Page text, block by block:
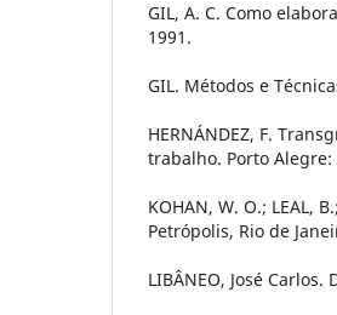
GIL, A. C. Como
1991.
GIL. Métodos e
HERNÁNDEZ, F.
trabalho. Porto Alegre:
KOHAN, W. O.; LEAL,
Petrópolis, Rio de
LIBÂNEO, José Carlos.